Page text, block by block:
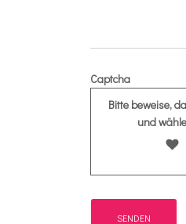
Captcha
Bitte beweise,
und